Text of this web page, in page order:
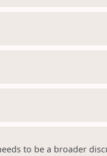
to be a broader